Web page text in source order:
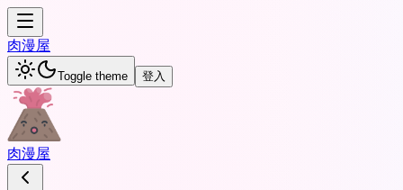
肉漫屋
Toggle theme 登入
肉漫屋